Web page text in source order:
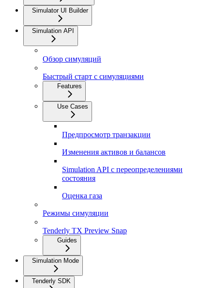
Simulator UI Builder
Simulation API
Обзор симуляций
Быстрый старт с симуляциями
Features
Use Cases
Предпросмотр транзакции
Изменения активов и балансов
Simulation API с переопределениями
состояния
Оценка газа
Режимы симуляции
Tenderly TX Preview Snap
Guides
Simulation Mode
Tenderly SDK